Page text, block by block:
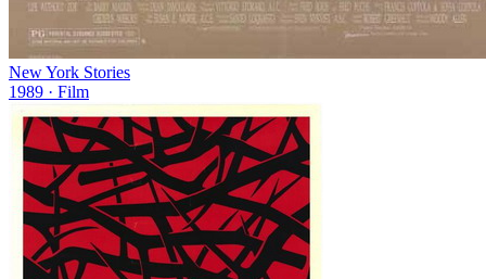
New York Stories
1989 · Film